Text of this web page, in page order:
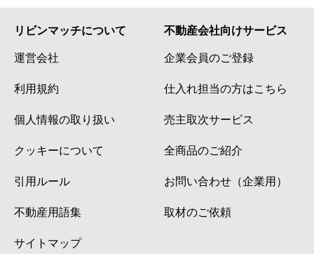
リビンマッチについて
運営会社
利用規約
個人情報の取り扱い
クッキーについて
引用ルール
不動産用語集
サイトマップ
不動産会社向けサービス
企業会員のご登録
仕入れ担当の方はこちら
売主取次サービス
全商品のご紹介
お問い合わせ（企業用）
取材のご依頼